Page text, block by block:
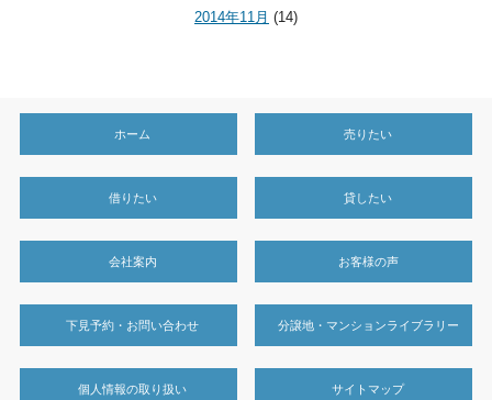
2014年11月 (14)
ホーム 売りたい
借りたい 貸したい
会社案内 お客様の声
下見予約・お問い合わせ 分譲地・マンションライブラリー
個人情報の取り扱い サイトマップ